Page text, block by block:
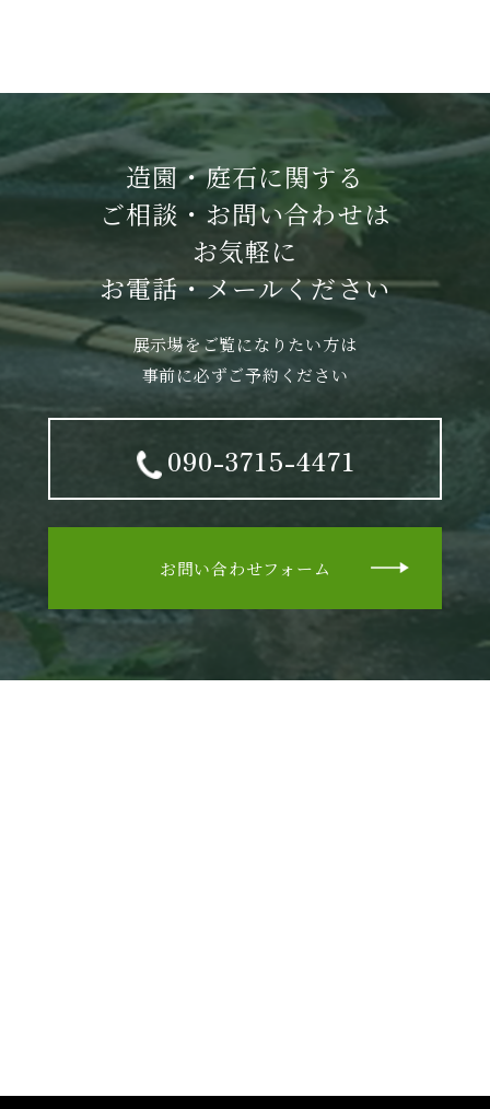
造園・庭石に関する
ご相談・お問い合わせは
お気軽に
お電話・メールください
展示場をご覧になりたい方は
事前に必ずご予約ください
090-3715-4471
お問い合わせフォーム